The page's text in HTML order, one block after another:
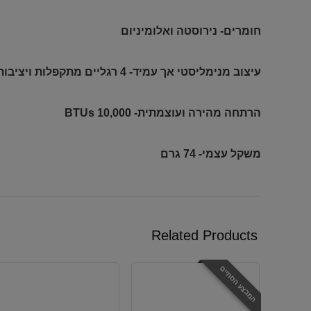
חומרים- נירוסטה ואלומיניום
עיצוב מנימליסטי אך עמיד- 4 רגליים מתקפלות ויציבות!
הרתחה מהירה ועוצמתית- 10,000 BTUs
משקל עצמי- 74 גרם
Related Products
המבצע הסתיים